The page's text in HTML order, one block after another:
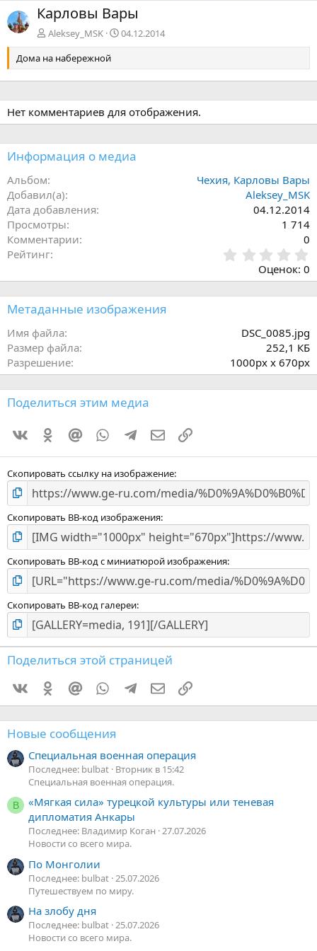
а
д
д
Карловы Вары
Aleksey_MSK
04.12.2014
Дома на набережной
Нет комментариев для отображения.
Информация о медиа
Альбом
Чехия, Карловы Вары
Добавил(а)
Aleksey_MSK
Дата добавления
04.12.2014
Просмотры
1 714
Комментарии
0
Рейтинг
0
д
Оценок: 0
Метаданные изображения
Имя файла
DSC_0085.jpg
Размер файла
252,1 КБ
Разрешение
1000px x 670px
Поделиться этим медиа
VkontakteOdnoklassniki
Mail.ruWhatsAppTelegramЭлектронная почта
Ссылка
Скопировать ссылку на изображение
Скопировать BB-код изображения
Скопировать BB-код с миниатюрой изображения
Скопировать BB-код галереи
Поделиться этой страницей
VkontakteOdnoklassniki
Mail.ruWhatsAppTelegramЭлектронная почта
Ссылка
Новые сообщения
Специальная военная операция
Последнее: bulbat Вторник в 15:42
Специальная военная операция.
В
«Мягкая сила» турецкой культуры или теневая
дипломатия Анкары
Последнее: Владимир Коган 27.07.2026
Новости со всего мира.
По Монголии
Последнее: bulbat 25.07.2026
Путешествуем по миру.
На злобу дня
Последнее: bulbat 25.07.2026
Новости со всего мира.